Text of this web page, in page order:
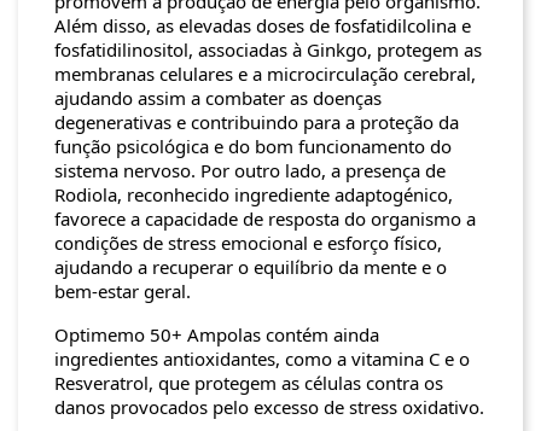
Além disso, as elevadas doses de fosfatidilcolina e
fosfatidilinositol, associadas à Ginkgo, protegem as
membranas celulares e a microcirculação cerebral,
ajudando assim a combater as doenças
degenerativas e contribuindo para a proteção da
função psicológica e do bom funcionamento do
sistema nervoso. Por outro lado, a presença de
Rodiola, reconhecido ingrediente adaptogénico,
favorece a capacidade de resposta do organismo a
condições de stress emocional e esforço físico,
ajudando a recuperar o equilíbrio da mente e o
bem-estar geral.
Optimemo 50+ Ampolas contém ainda
ingredientes antioxidantes, como a vitamina C e o
Resveratrol, que protegem as células contra os
danos provocados pelo excesso de stress oxidativo.